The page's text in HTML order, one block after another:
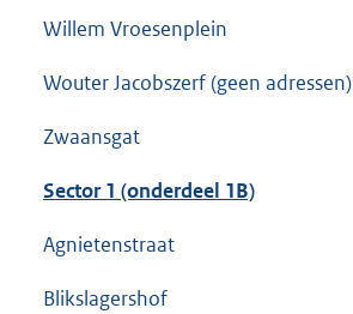
Willem Vroesenplein
Wouter Jacobszerf (geen adressen)
Zwaansgat
Sector 1 (onderdeel 1B)
Agnietenstraat
Blikslagershof